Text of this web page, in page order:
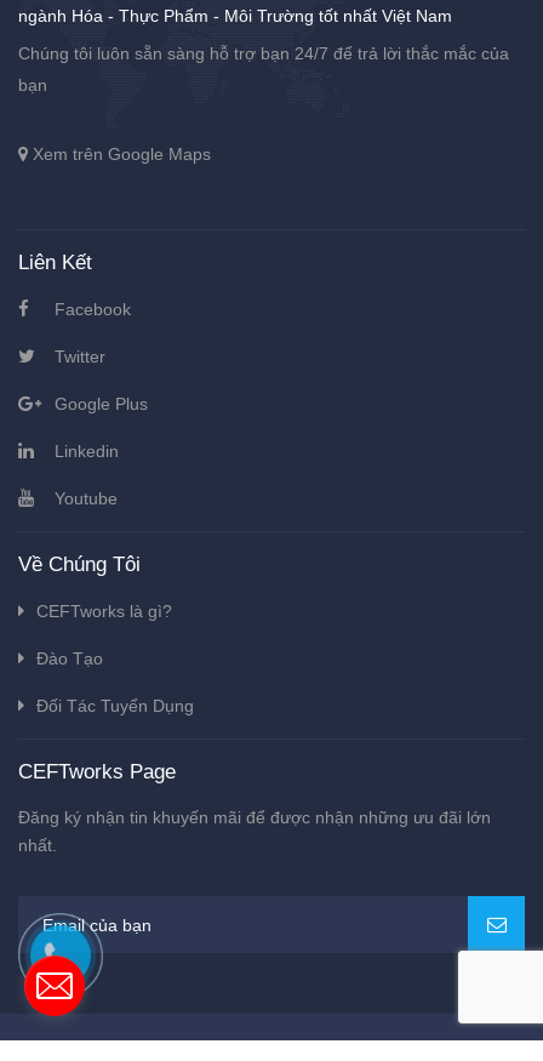
ngành Hóa - Thực Phẩm - Môi Trường tốt nhất Việt Nam
Chúng tôi luôn sẵn sàng hỗ trợ bạn 24/7 để trả lời thắc mắc của
bạn
Xem trên Google Maps
Liên Kết
Facebook
Twitter
Google Plus
Linkedin
Youtube
Về Chúng Tôi
CEFTworks là gì?
Đào Tạo
Đối Tác Tuyển Dụng
CEFTworks Page
Đăng ký nhận tin khuyến mãi để được nhận những ưu đãi lớn
nhất.